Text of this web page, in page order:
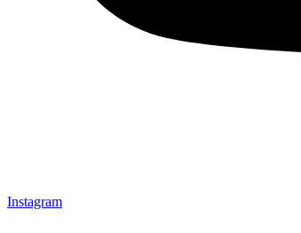
Instagram